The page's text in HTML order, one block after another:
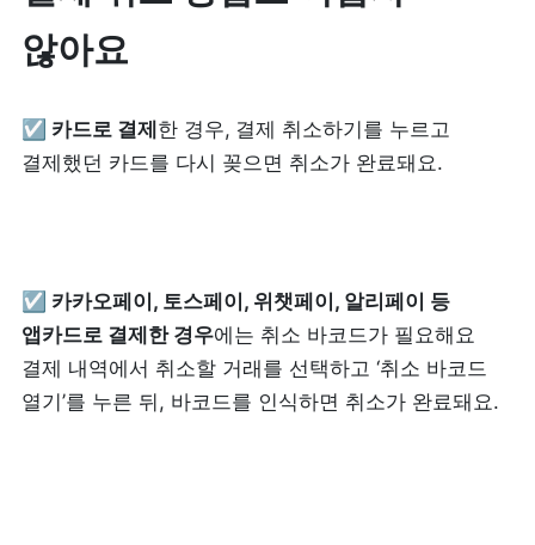
않아요
☑️ 카드로 결제 한 경우, 결제 취소하기를 누르고
결제했던 카드를 다시 꽂으면 취소가 완료돼요.
☑️ 카카오페이, 토스페이, 위챗페이, 알리페이 등
앱카드로 결제한 경우에는 취소 바코드가 필요해요
결제 내역에서 취소할 거래를 선택하고 ‘취소 바코드
열기’를 누른 뒤, 바코드를 인식하면 취소가 완료돼요.